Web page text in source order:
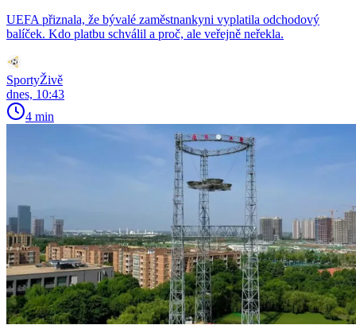
UEFA přiznala, že bývalé zaměstnankyni vyplatila odchodový
balíček. Kdo platbu schválil a proč, ale veřejně neřekla.
SportyŽivě
dnes, 10:43
4 min